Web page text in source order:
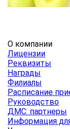
О компании
Лицензии
Реквизиты
Награды
Филиалы
Расписание
Руководство
ДМС: партнеры
Информация